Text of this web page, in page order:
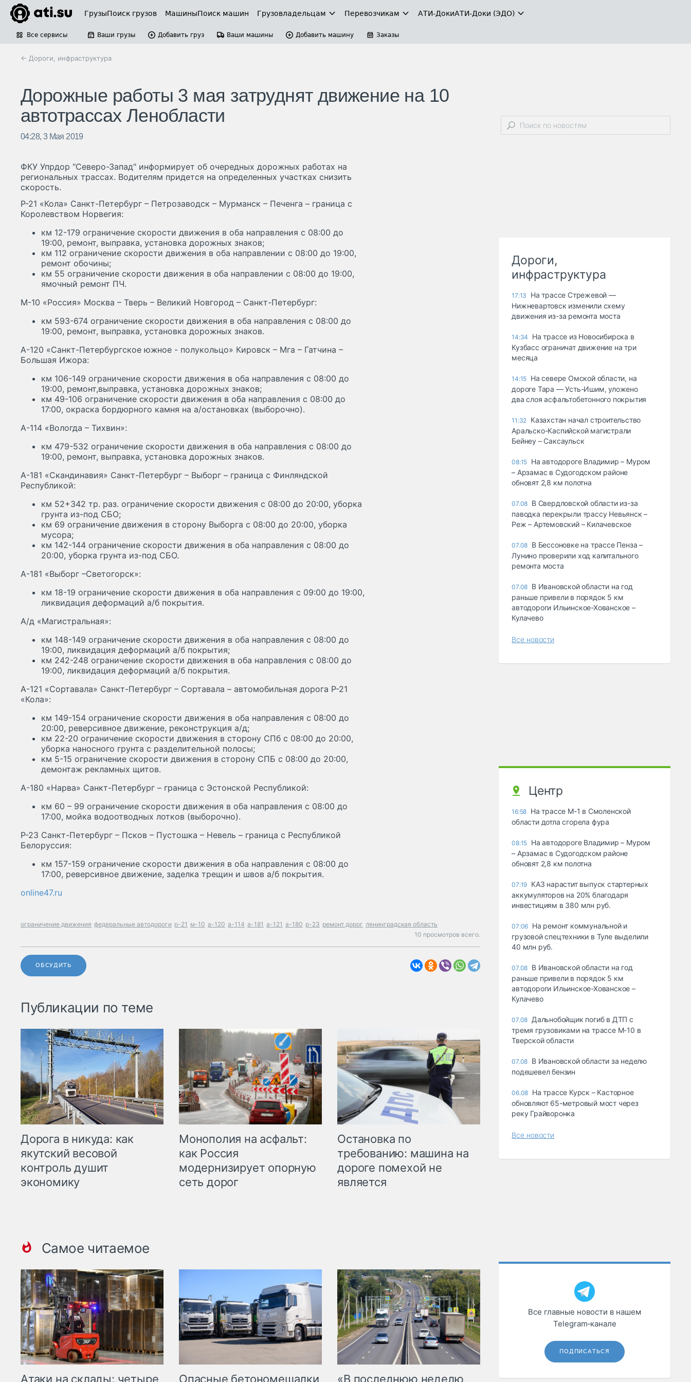
ГрузыПоиск грузов МашиныПоиск машин Грузовладельцам Перевозчикам АТИ-ДокиАТИ-Доки (ЭДО)
Все сервисы Ваши грузы Добавить груз Ваши машины Добавить машину Заказы
← Дороги, инфраструктура
Дорожные работы 3 мая затруднят движение на 10
автотрассах Ленобласти
04:28, 3 Мая 2019
ФКУ Упрдор "Северо-Запад" информирует об очередных дорожных работах на
региональных трассах. Водителям придется на определенных участках снизить
скорость.
Р-21 «Кола» Санкт-Петербург – Петрозаводск – Мурманск – Печенга – граница с
Королевством Норвегия:
км 12-179 ограничение скорости движения в оба направления с 08:00 до
19:00, ремонт, выправка, установка дорожных знаков;
км 112 ограничение скорости движения в оба направлении с 08:00 до 19:00,
ремонт обочины;
км 55 ограничение скорости движения в оба направлении с 08:00 до 19:00,
ямочный ремонт ПЧ.
М-10 «Россия» Москва – Тверь – Великий Новгород – Санкт-Петербург:
км 593-674 ограничение скорости движения в оба направления с 08:00 до
19:00, ремонт, выправка, установка дорожных знаков.
А-120 «Санкт-Петербургское южное - полукольцо» Кировск – Мга – Гатчина –
Большая Ижора:
км 106-149 ограничение скорости движения в оба направления с 08:00 до
19:00, ремонт,выправка, установка дорожных знаков;
км 49-106 ограничение скорости движения в оба направления с 08:00 до
17:00, окраска бордюрного камня на а/остановках (выборочно).
А-114 «Вологда – Тихвин»:
км 479-532 ограничение скорости движения в оба направления с 08:00 до
19:00, ремонт, выправка, установка дорожных знаков.
А-181 «Скандинавия» Санкт-Петербург – Выборг – граница с Финляндской
Республикой:
км 52+342 тр. раз. ограничение скорости движения с 08:00 до 20:00, уборка
грунта из-под СБО;
км 69 ограничение движения в сторону Выборга с 08:00 до 20:00, уборка
мусора;
км 142-144 ограничение скорости движения в оба направления с 08:00 до
20:00, уборка грунта из-под СБО.
А-181 «Выборг –Светогорск»:
км 18-19 ограничение скорости движения в оба направления с 09:00 до 19:00,
ликвидация деформаций а/б покрытия.
А/д «Магистральная»:
км 148-149 ограничение скорости движения в оба направления с 08:00 до
19:00, ликвидация деформаций а/б покрытия;
км 242-248 ограничение скорости движения в оба направления с 08:00 до
19:00, ликвидация деформаций а/б покрытия.
А-121 «Сортавала» Санкт-Петербург – Сортавала – автомобильная дорога Р-21
«Кола»:
км 149-154 ограничение скорости движения в оба направления с 08:00 до
20:00, реверсивное движение, реконструкция а/д;
км 22-20 ограничение скорости движения в сторону СПб с 08:00 до 20:00,
уборка наносного грунта с разделительной полосы;
км 5-15 ограничение скорости движения в сторону СПБ с 08:00 до 20:00,
демонтаж рекламных щитов.
А-180 «Нарва» Санкт-Петербург – граница с Эстонской Республикой:
км 60 – 99 ограничение скорости движения в оба направления с 08:00 до
17:00, мойка водоотводных лотков (выборочно).
Р-23 Санкт-Петербург – Псков – Пустошка – Невель – граница с Республикой
Белоруссия:
км 157-159 ограничение скорости движения в оба направления с 08:00 до
17:00, реверсивное движение, заделка трещин и швов а/б покрытия.
online47.ru
ограничение движения федеральные автодороги р-21 м-10 а-120 а-114 а-181 а-121 а-180 р-23 ремонт дорог ленинградская область
10 просмотров всего.
ОБСУДИТЬ
Публикации по теме
Дорога в никуда: как
якутский весовой
контроль душит
экономику
Монополия на асфальт:
как Россия
модернизирует опорную
сеть дорог
Остановка по
требованию: машина на
дороге помехой не
является
Самое читаемое
Атаки на склады: четыре
Опасные бетономешалки
«В последнюю неделю
Дороги,
инфраструктура
17:13
На трассе Стрежевой —
Нижневартовск изменили схему
движения из-за ремонта моста
14:34
На трассе из Новосибирска в
Кузбасс ограничат движение на три
месяца
14:15 На севере Омской области, на
дороге Тара — Усть-Ишим, уложено
два слоя асфальтобетонного покрытия
11:32 Казахстан начал строительство
Аральско-Каспийской магистрали
Бейнеу – Саксаульск
08:15 На автодороге Владимир – Муром
– Арзамас в Судогодском районе
обновят 2,8 км полотна
07.08 В Свердловской области из-за
паводка перекрыли трассу Невьянск –
Реж – Артемовский – Килачевское
07.08 В Бессоновке на трассе Пенза –
Лунино проверили ход капитального
ремонта моста
07.08 В Ивановской области на год
раньше привели в порядок 5 км
автодороги Ильинское-Хованское –
Кулачево
Все новости
Центр
16:58 На трассе М-1 в Смоленской
области дотла сгорела фура
08:15 На автодороге Владимир – Муром
– Арзамас в Судогодском районе
обновят 2,8 км полотна
07:19 КАЗ нарастит выпуск стартерных
аккумуляторов на 20% благодаря
инвестициям в 380 млн руб.
07:06 На ремонт коммунальной и
грузовой спецтехники в Туле выделили
40 млн руб.
07.08 В Ивановской области на год
раньше привели в порядок 5 км
автодороги Ильинское-Хованское –
Кулачево
07.08 Дальнобойщик погиб в ДТП с
тремя грузовиками на трассе М-10 в
Тверской области
07.08 В Ивановской области за неделю
подешевел бензин
06.08 На трассе Курск – Касторное
обновляют 65-метровый мост через
реку Грайворонка
Все новости
Все главные новости в нашем
Telegram‑канале
ПОДПИСАТЬСЯ